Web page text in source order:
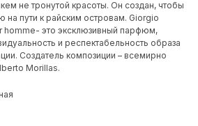
не тронутой красоты. Он создан, чтобы
на пути к райским островам. Giorgio
homme- это эксклюзивный парфюм,
и респектабельность образа
Создатель композиции – всемирно
Morillas.